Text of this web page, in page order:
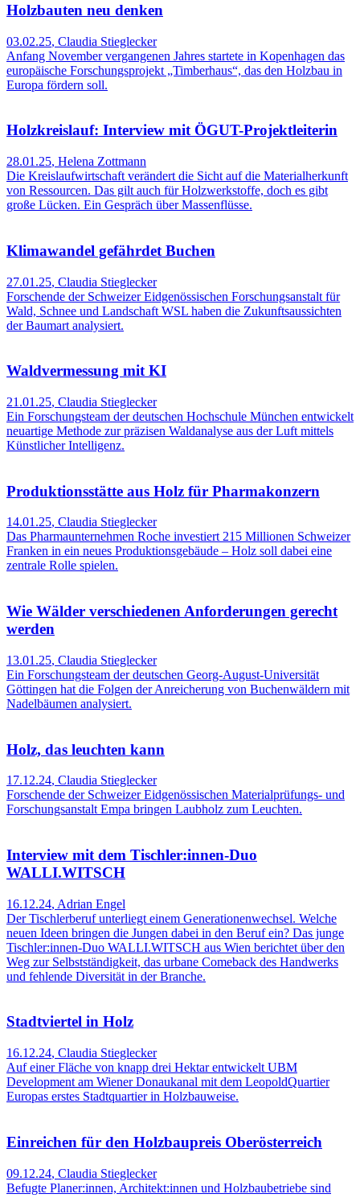
Holzbauten neu denken
03.02.25, Claudia Stieglecker
Anfang November vergangenen Jahres startete in Kopenhagen das
europäische Forschungsprojekt „Timberhaus“, das den Holzbau in
Europa fördern soll.
Holzkreislauf: Interview mit ÖGUT-Projektleiterin
28.01.25, Helena Zottmann
Die Kreislaufwirtschaft verändert die Sicht auf die Materialherkunft
von Ressourcen. Das gilt auch für Holzwerkstoffe, doch es gibt
große Lücken. Ein Gespräch über Massenflüsse.
Klimawandel gefährdet Buchen
27.01.25, Claudia Stieglecker
Forschende der Schweizer Eidgenössischen Forschungsanstalt für
Wald, Schnee und Landschaft WSL haben die Zukunftsaussichten
der Baumart analysiert.
Waldvermessung mit KI
21.01.25, Claudia Stieglecker
Ein Forschungsteam der deutschen Hochschule München entwickelt
neuartige Methode zur präzisen Waldanalyse aus der Luft mittels
Künstlicher Intelligenz.
Produktionsstätte aus Holz für Pharmakonzern
14.01.25, Claudia Stieglecker
Das Pharmaunternehmen Roche investiert 215 Millionen Schweizer
Franken in ein neues Produktionsgebäude – Holz soll dabei eine
zentrale Rolle spielen.
Wie Wälder verschiedenen Anforderungen gerecht
werden
13.01.25, Claudia Stieglecker
Ein Forschungsteam der deutschen Georg-August-Universität
Göttingen hat die Folgen der Anreicherung von Buchenwäldern mit
Nadelbäumen analysiert.
Holz, das leuchten kann
17.12.24, Claudia Stieglecker
Forschende der Schweizer Eidgenössischen Materialprüfungs- und
Forschungsanstalt Empa bringen Laubholz zum Leuchten.
Interview mit dem Tischler:innen-Duo
WALLI.WITSCH
16.12.24, Adrian Engel
Der Tischlerberuf unterliegt einem Generationenwechsel. Welche
neuen Ideen bringen die Jungen dabei in den Beruf ein? Das junge
Tischler:innen-Duo WALLI.WITSCH aus Wien berichtet über den
Weg zur Selbstständigkeit, das urbane Comeback des Handwerks
und fehlende Diversität in der Branche.
Stadtviertel in Holz
16.12.24, Claudia Stieglecker
Auf einer Fläche von knapp drei Hektar entwickelt UBM
Development am Wiener Donaukanal mit dem LeopoldQuartier
Europas erstes Stadtquartier in Holzbauweise.
Einreichen für den Holzbaupreis Oberösterreich
09.12.24, Claudia Stieglecker
Befugte Planer:innen, Architekt:innen und Holzbaubetriebe sind